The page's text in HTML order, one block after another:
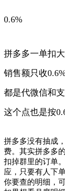
0.6%
拼多多一单扣
销售额只收
都是代微信和
这个点也是按
拼多多没有抽成
费。其实拼多多
扣掉群里的订单
应，只要有人下
你要查的明细，